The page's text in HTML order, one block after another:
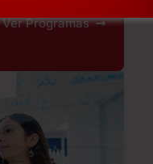
Ver Programas